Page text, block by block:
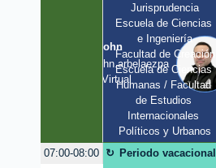
John
john.arbelaezpa
/ Virtual
Jurisprudencia
Escuela de Ciencias
e Ingeniería
Facultad de Creación
Escuela de Ciencias
Humanas / Facultad
de Estudios
Internacionales
Políticos y Urbanos
07:00-08:00 Periodo vacacional